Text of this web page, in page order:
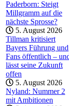
Paderborn: Steigt
Millgramm auf die
nächste Sprosse?
5. August 2026
Tillman kritisiert
Bayers Führung und
Fans öffentlich –
lässt seine Zukunft
offen
5. August 2026
Nyland: Nummer 2
mit Ambitionen